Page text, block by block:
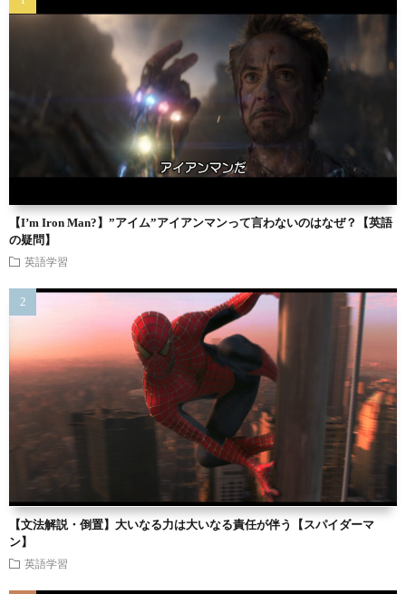
【I’m Iron Man?】”アイム”アイアンマンって言わないのはなぜ？【英語
の疑問】
英語学習
【文法解説・倒置】大いなる力は大いなる責任が伴う【スパイダーマ
ン】
英語学習